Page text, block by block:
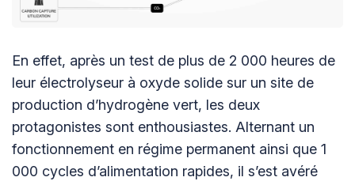
En effet, après un test de plus de 2 000 heures de
leur électrolyseur à oxyde solide sur un site de
production d’hydrogène vert, les deux
protagonistes sont enthousiastes. Alternant un
fonctionnement en régime permanent ainsi que 1
000 cycles d’alimentation rapides, il s’est avéré